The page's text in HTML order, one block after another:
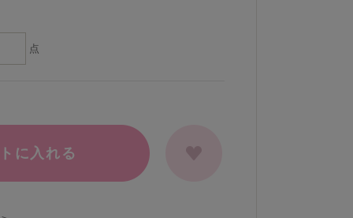
点
に入れる